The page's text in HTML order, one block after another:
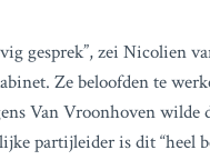
gesprek”, zei Nicolien
Ze beloofden te
Van Vroonhoven
partijleider is dit “heel